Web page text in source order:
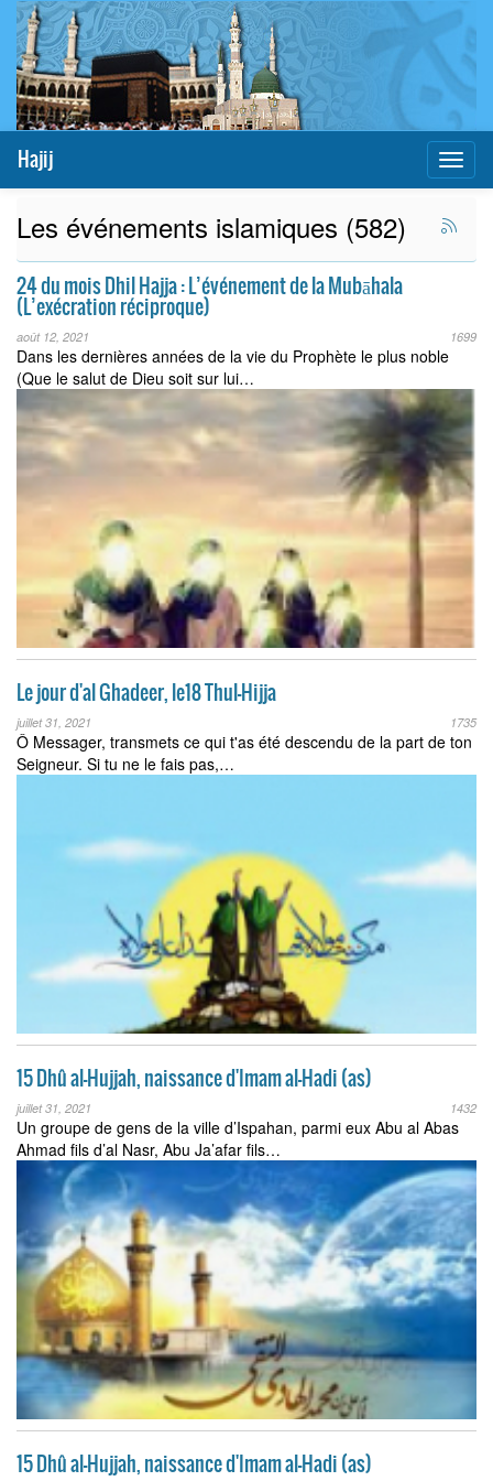
Hajij
Les événements islamiques (582)
24 du mois Dhil Hajja : L’événement de la Mubāhala
(L’exécration réciproque)
août 12, 2021 1699
Dans les dernières années de la vie du Prophète le plus noble
(Que le salut de Dieu soit sur lui…
Le jour d'al Ghadeer, le18 Thul-Hijja
juillet 31, 2021 1735
Ô Messager, transmets ce qui t'as été descendu de la part de ton
Seigneur. Si tu ne le fais pas,…
15 Dhû al-Hujjah, naissance d'Imam al-Hadi (as)
juillet 31, 2021 1432
Un groupe de gens de la ville d’Ispahan, parmi eux Abu al Abas
Ahmad fils d’al Nasr, Abu Ja’afar fils…
15 Dhû al-Hujjah, naissance d'Imam al-Hadi (as)